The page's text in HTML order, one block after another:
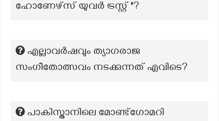
ഹോണേഴ്സ് യുവർ ട്രസ്റ്റ് "?
എല്ലാവർഷവും ത്യാഗരാജ
സംഗീതോത്സവം നടക്കുന്നത് എവിടെ?
പാകിസ്താനിലെ മോണ്ട്ഗോമറി